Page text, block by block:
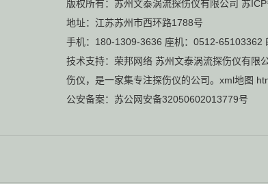
版权所有：苏州文泰涡流探伤仪有限公司 苏
地址：江苏苏州市西环路1788号
手机：180-1309-3636 座机：0512-65103362
技术支持： 荣邦网络 苏州文泰涡流探伤仪有限
伤仪，是一家集专注探伤仪的公司。 xml地图
公安备案： 苏公网安备32050602013779号